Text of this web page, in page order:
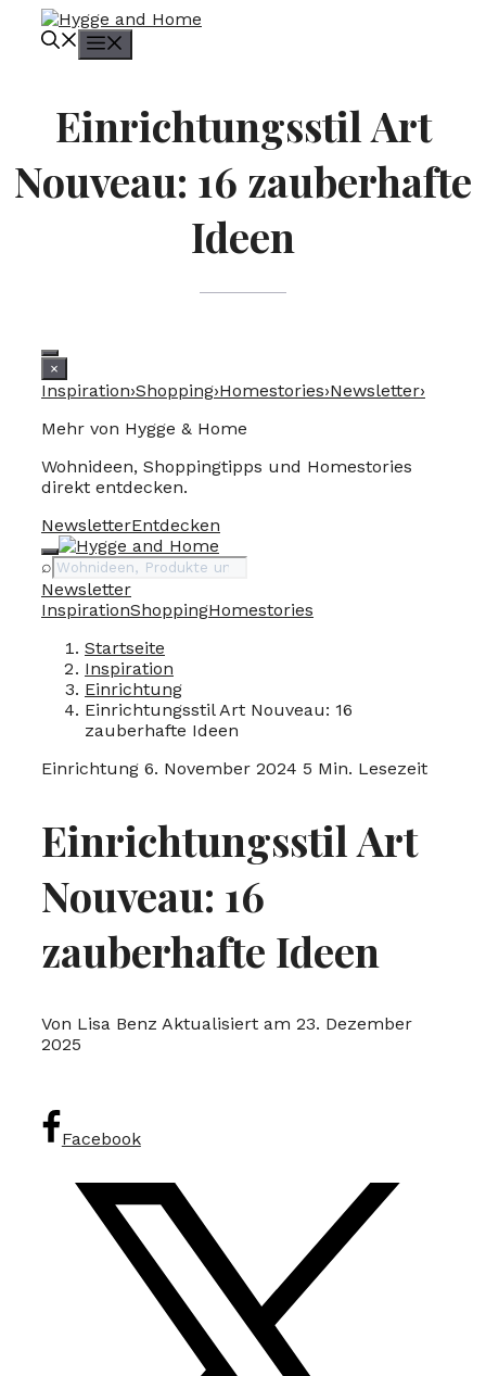
Zum
Inhalt
springen
Einrichtungsstil Art
Nouveau: 16 zauberhafte
Ideen
×
Inspiration›Shopping›Homestories›Newsletter›
Mehr von Hygge & Home
Wohnideen, Shoppingtipps und Homestories
direkt entdecken.
NewsletterEntdecken
⌕Suche
Newsletter
InspirationShoppingHomestories
Startseite
Inspiration
Einrichtung
Einrichtungsstil Art Nouveau: 16
zauberhafte Ideen
Einrichtung 6. November 2024 5 Min. Lesezeit
Einrichtungsstil Art
Nouveau: 16
zauberhafte Ideen
Von Lisa Benz Aktualisiert am 23. Dezember
2025
Facebook